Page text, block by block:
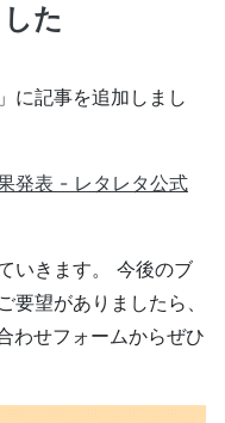
た
に記事を追加しまし
発表 - レタレタ公式
いきます。 今後のブ
要望がありましたら、
わせフォームからぜひ